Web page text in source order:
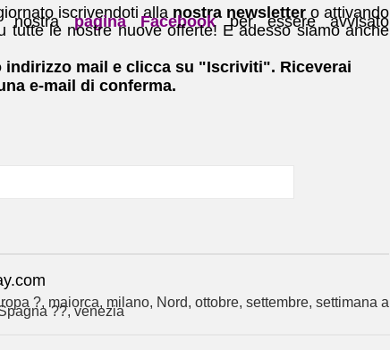
iscrivendoti alla nostra newsletter o attivando
nostrapagina Facebookper essere avvisato
tutte le nostre nuove offerte! E adesso siamo anche
indirizzo mail e clicca su "Iscriviti". Riceverai
e-mail di conferma.
?️, maiorca, milano, Nord, ottobre, settembre, settimana a
??,venezia